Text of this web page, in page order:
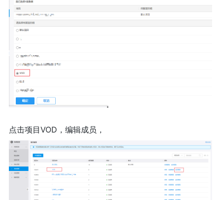
点击项目VOD，编辑成员，